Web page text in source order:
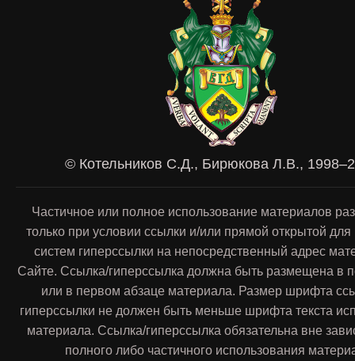
© Котельников С.Д., Бирюкова Л.В.,
Частичное или полное использование материалов
только при условии ссылки и/или прямой открытой
систем гиперссылки на непосредственный адрес
Сайте. Ссылка/гиперссылка должна быть размещена в
или в первом абзаце материала. Размер шрифта
гиперссылки не должен быть меньше шрифта текста
материала. Ссылка/гиперссылка обязательна вне
полного либо частичного использования